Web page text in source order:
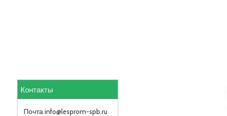
Контакты
Почта info@lesprom-spb.ru